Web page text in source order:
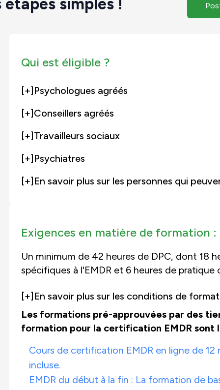
simples !
Qui est éligible ?
[+]Psychologues agréés
[+]Conseillers agréés
[+]Travailleurs sociaux
[+]Psychiatres
[+]En savoir plus sur les personnes qui
Exigences en matière de formation :
Un minimum de 42 heures de DPC, dont 18
spécifiques à l'EMDR et 6 heures de pratique
[+]En savoir plus sur les conditions de
Les formations pré-approuvées par des
formation pour la certification EMDR sont
Cours de certification EMDR en ligne de
incluse.
EMDR du début à la fin : La formation de